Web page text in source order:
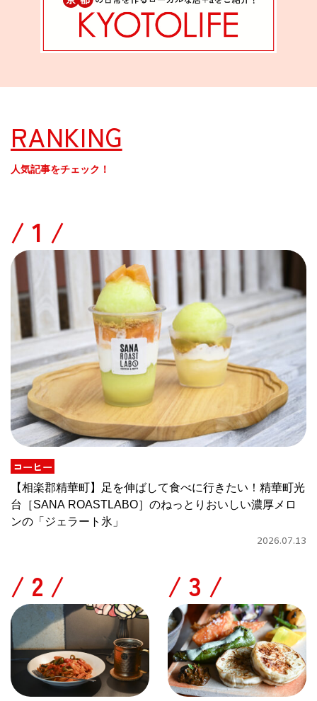
RANKING
人気記事をチェック！
/
コーヒー
【相楽郡精華町】足を伸ばして食べに行きたい！精華町光
台［SANA ROASTLABO］のねっとりおいしい濃厚メロ
ンの「ジェラート氷」
2026.07.13
/ /